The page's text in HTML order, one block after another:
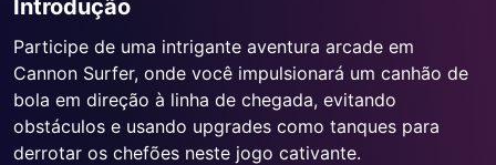
Introdução
Participe de uma intrigante aventura arcade em
Cannon Surfer, onde você impulsionará um canhão de
bola em direção à linha de chegada, evitando
obstáculos e usando upgrades como tanques para
derrotar os chefões neste jogo cativante.